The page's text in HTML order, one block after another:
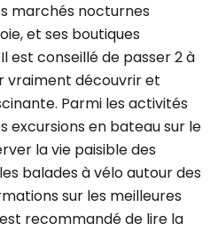
marchés nocturnes
et ses boutiques
est conseillé de passer 2 à
vraiment découvrir et
Parmi les activités
excursions en bateau sur le
la vie paisible des
balades à vélo autour des
sur les meilleures
recommandé de lire la